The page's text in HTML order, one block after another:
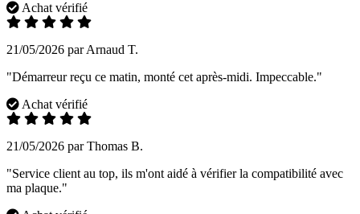
Achat vérifié
21/05/2026 par Arnaud T.
"Démarreur reçu ce matin, monté cet après-midi. Impeccable."
Achat vérifié
21/05/2026 par Thomas B.
"Service client au top, ils m'ont aidé à vérifier la compatibilité avec
ma plaque."